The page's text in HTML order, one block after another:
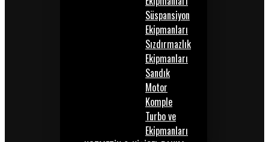
Süspansiyon
Ekipmanları
Sızdırmazlık
Ekipmanları
Sandık
Motor
Komple
Turbo ve
Ekipmanları